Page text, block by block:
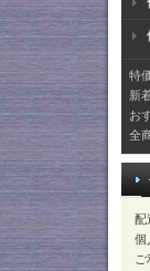
特
新
お
全
配
個